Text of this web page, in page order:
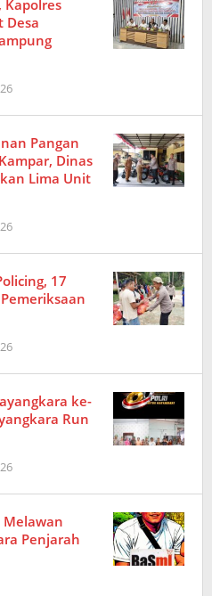
Kapolres
Desa
Pangan
Dinas
Lima Unit
17
ke-
Run
Melawan
Penjarah